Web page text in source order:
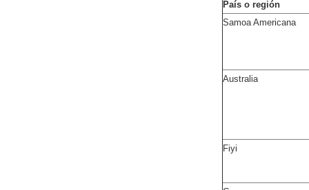
País o región
Samoa Americana
Australia
Fiyi